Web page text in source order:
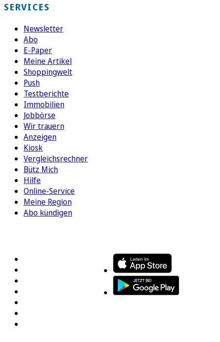
SERVICES
Newsletter
Abo
E-Paper
Meine Artikel
Shoppingwelt
Push
Testberichte
Immobilien
Jobbörse
Wir trauern
Anzeigen
Kiosk
Vergleichsrechner
Bütz Mich
Hilfe
Online-Service
Meine Region
Abo kündigen